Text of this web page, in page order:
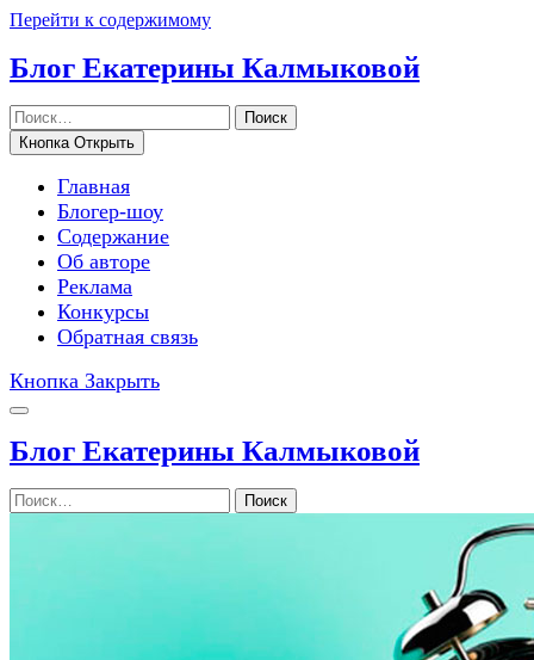
Перейти к содержимому
Блог Екатерины Калмыковой
Поиск
Кнопка Открыть
Главная
Блогер-шоу
Содержание
Об авторе
Реклама
Конкурсы
Обратная связь
Кнопка Закрыть
Блог Екатерины Калмыковой
Поиск